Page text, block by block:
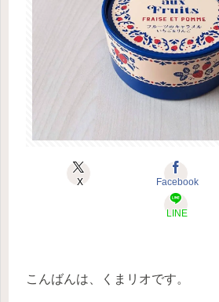
X Facebook
LINE
こんばんは、くまリオです。